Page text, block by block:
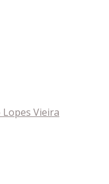
Vieira